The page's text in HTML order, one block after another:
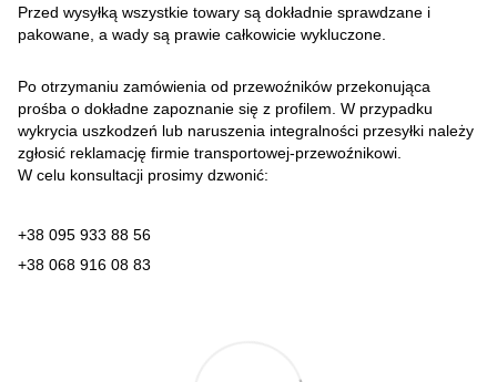
Przed wysyłką wszystkie towary są dokładnie sprawdzane i
pakowane, a wady są prawie całkowicie wykluczone.
Po otrzymaniu zamówienia od przewoźników przekonująca
prośba o dokładne zapoznanie się z profilem. W przypadku
wykrycia uszkodzeń lub naruszenia integralności przesyłki należy
zgłosić reklamację firmie transportowej-przewoźnikowi.
W celu konsultacji prosimy dzwonić:
+38 095 933 88 56
+38 068 916 08 83